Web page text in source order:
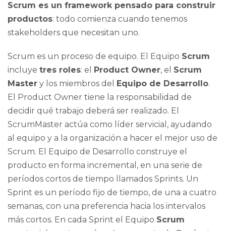
Scrum es un framework pensado para construir
productos: todo comienza cuando tenemos
stakeholders que necesitan uno.
Scrum es un proceso de equipo. El Equipo Scrum
incluye tres roles: el Product Owner, el Scrum
Master y los miembros del Equipo de Desarrollo.
El Product Owner tiene la responsabilidad de
decidir qué trabajo deberá ser realizado. El
ScrumMaster actúa como líder servicial, ayudando
al equipo y a la organización a hacer el mejor uso de
Scrum. El Equipo de Desarrollo construye el
producto en forma incremental, en una serie de
períodos cortos de tiempo llamados Sprints. Un
Sprint es un período fijo de tiempo, de una a cuatro
semanas, con una preferencia hacia los intervalos
más cortos. En cada Sprint el Equipo Scrum